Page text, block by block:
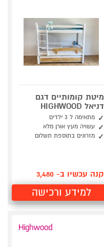
מיטת קומותיים דגם
דניאל HIGHWOOD
מתאימה ל 3 ילדים
עשויה מעץ אורן מלא
מזרונים בתוספת תשלום
קנה עכשיו ב- 3,480
למידע ורכישה